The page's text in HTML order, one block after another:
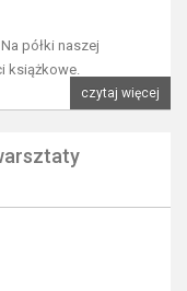
Na półki naszej
książkowe.
czytaj więcej